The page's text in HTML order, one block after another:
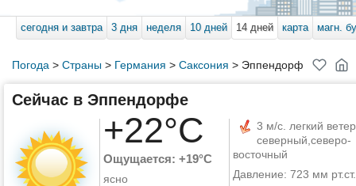
сегодня и завтра 3 дня неделя 10 дней 14 дней карта магн.
Погода > Страны> Германия > Саксония > Эппендорф
Сейчас в Эппендорфе
+22°C
Ощущается: +19°C
ясно
3 м/с. легкий
северный,северо-
восточный
Давление: 723 мм рт.ст.